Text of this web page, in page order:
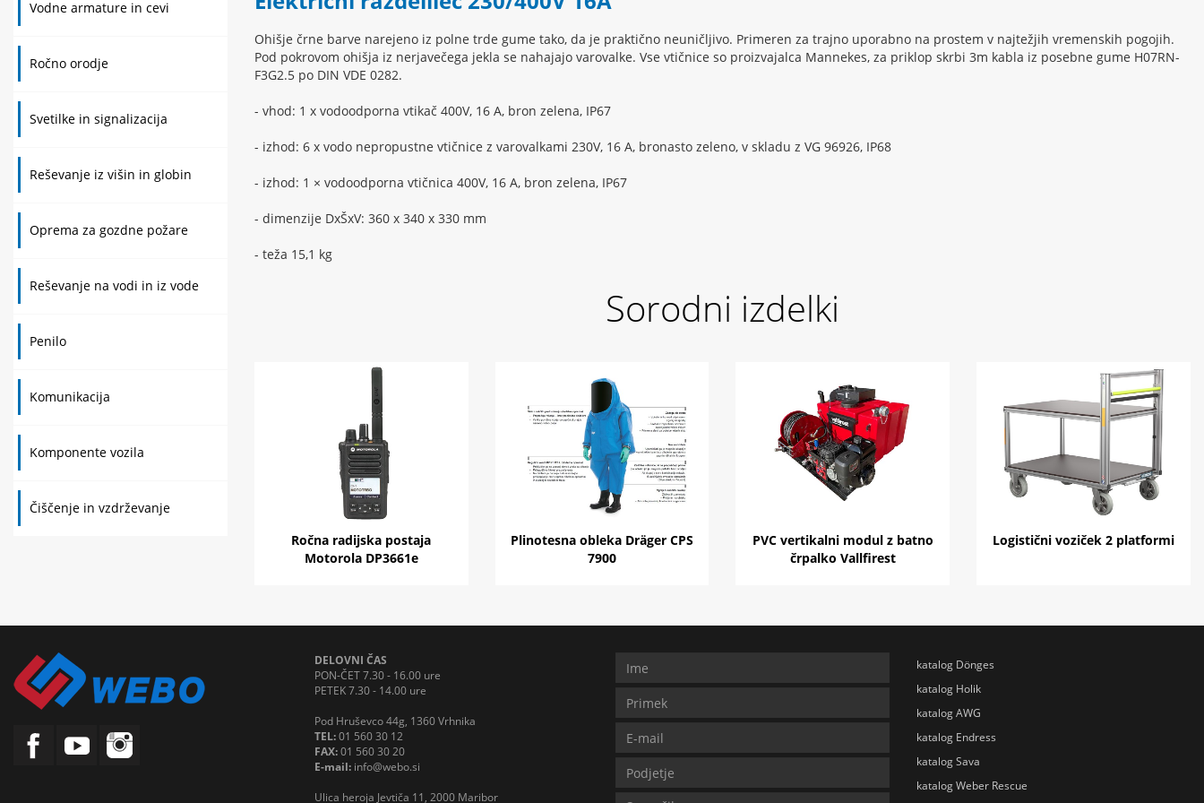
Vodne armature in cevi
Ročno orodje
Svetilke in signalizacija
Reševanje iz višin in globin
Oprema za gozdne požare
Reševanje na vodi in iz vode
Penilo
Komunikacija
Komponente vozila
Čiščenje in vzdrževanje
Ohišje črne barve narejeno iz polne trde gume tako, da je praktično neuničljivo. Primeren za trajno uporabno na prostem v najtežjih vremenskih pogojih.
Pod pokrovom ohišja iz nerjavečega jekla se nahajajo varovalke. Vse vtičnice so proizvajalca Mannekes, za priklop skrbi 3m kabla iz posebne gume H07RN-
F3G2.5 po DIN VDE 0282.
- vhod: 1 x vodoodporna vtikač 400V, 16 A, bron zelena, IP67
- izhod: 6 x vodo nepropustne vtičnice z varovalkami 230V, 16 A, bronasto zeleno, v skladu z VG 96926, IP68
- izhod: 1 × vodoodporna vtičnica 400V, 16 A, bron zelena, IP67
- dimenzije DxŠxV: 360 x 340 x 330 mm
- teža 15,1 kg
Sorodni izdelki
Ročna radijska postaja
Motorola DP3661e
Plinotesna obleka Dräger CPS
7900
PVC vertikalni modul z batno
črpalko Vallfirest
Logistični voziček 2 platformi
DELOVNI ČAS
PON-ČET 7.30 - 16.00 ure
PETEK 7.30 - 14.00 ure
Pod Hruševco 44g, 1360 Vrhnika
TEL:01 560 30 12
FAX:01 560 30 20
E-mail: info@webo.si
Ulica heroja Jevtiča 11, 2000 Maribor
katalog Dönges
katalog Holik
katalog AWG
katalog Endress
katalog Sava
katalog Weber Rescue